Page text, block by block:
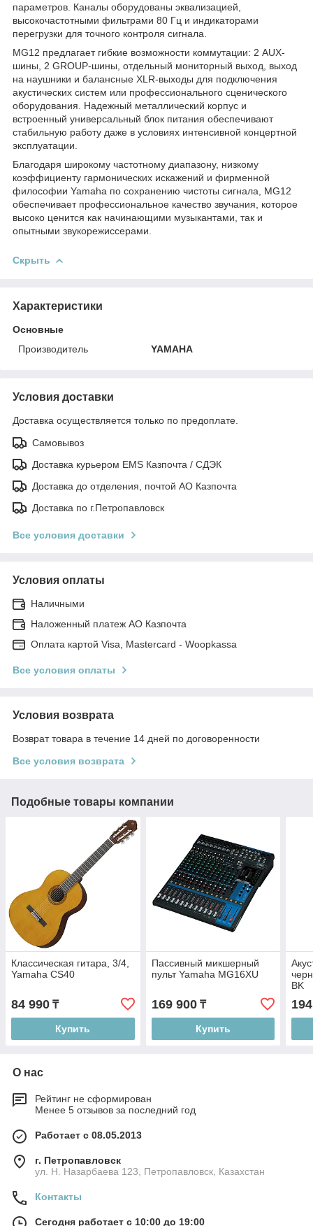
параметров. Каналы оборудованы эквализацией,
высокочастотными фильтрами 80 Гц и индикаторами
перегрузки для точного контроля сигнала.
MG12 предлагает гибкие возможности коммутации: 2 AUX-
шины, 2 GROUP-шины, отдельный мониторный выход, выход
на наушники и балансные XLR-выходы для подключения
акустических систем или профессионального сценического
оборудования. Надежный металлический корпус и
встроенный универсальный блок питания обеспечивают
стабильную работу даже в условиях интенсивной концертной
эксплуатации.
Благодаря широкому частотному диапазону, низкому
коэффициенту гармонических искажений и фирменной
философии Yamaha по сохранению чистоты сигнала, MG12
обеспечивает профессиональное качество звучания, которое
высоко ценится как начинающими музыкантами, так и
опытными звукорежиссерами.
Скрыть
Характеристики
Основные
Производитель
YAMAHA
Условия доставки
Доставка осуществляется только по предоплате.
Самовывоз
Доставка курьером EMS Казпочта / СДЭК
Доставка до отделения, почтой АО Казпочта
Доставка по г.Петропавловск
Все условия доставки
Условия оплаты
Наличными
Наложенный платеж АО Казпочта
Оплата картой Visa, Mastercard - Woopkassa
Все условия оплаты
Условия возврата
Возврат товара в течение 14 дней по договоренности
Все условия возврата
Подобные товары компании
Классическая гитара, 3/4,
Yamaha CS40
84 990 ₸
Купить
Пассивный микшерный
пульт Yamaha MG16XU
169 900₸
Купить
BK
О нас
Рейтинг не сформирован
Менее 5 отзывов за последний год
Работает с 08.05.2013
г. Петропавловск
ул. Н. Назарбаева 123, Петропавловск, Казахстан
Контакты
Сегодня работает с 10:00 до 19:00